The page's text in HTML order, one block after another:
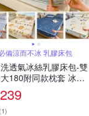
備涼而不冰 乳膠床包
透氣冰絲乳膠床包-雙
180附同款枕套 冰絲
涼墊 床罩 乳膠床笠 涼
涼被
(1)